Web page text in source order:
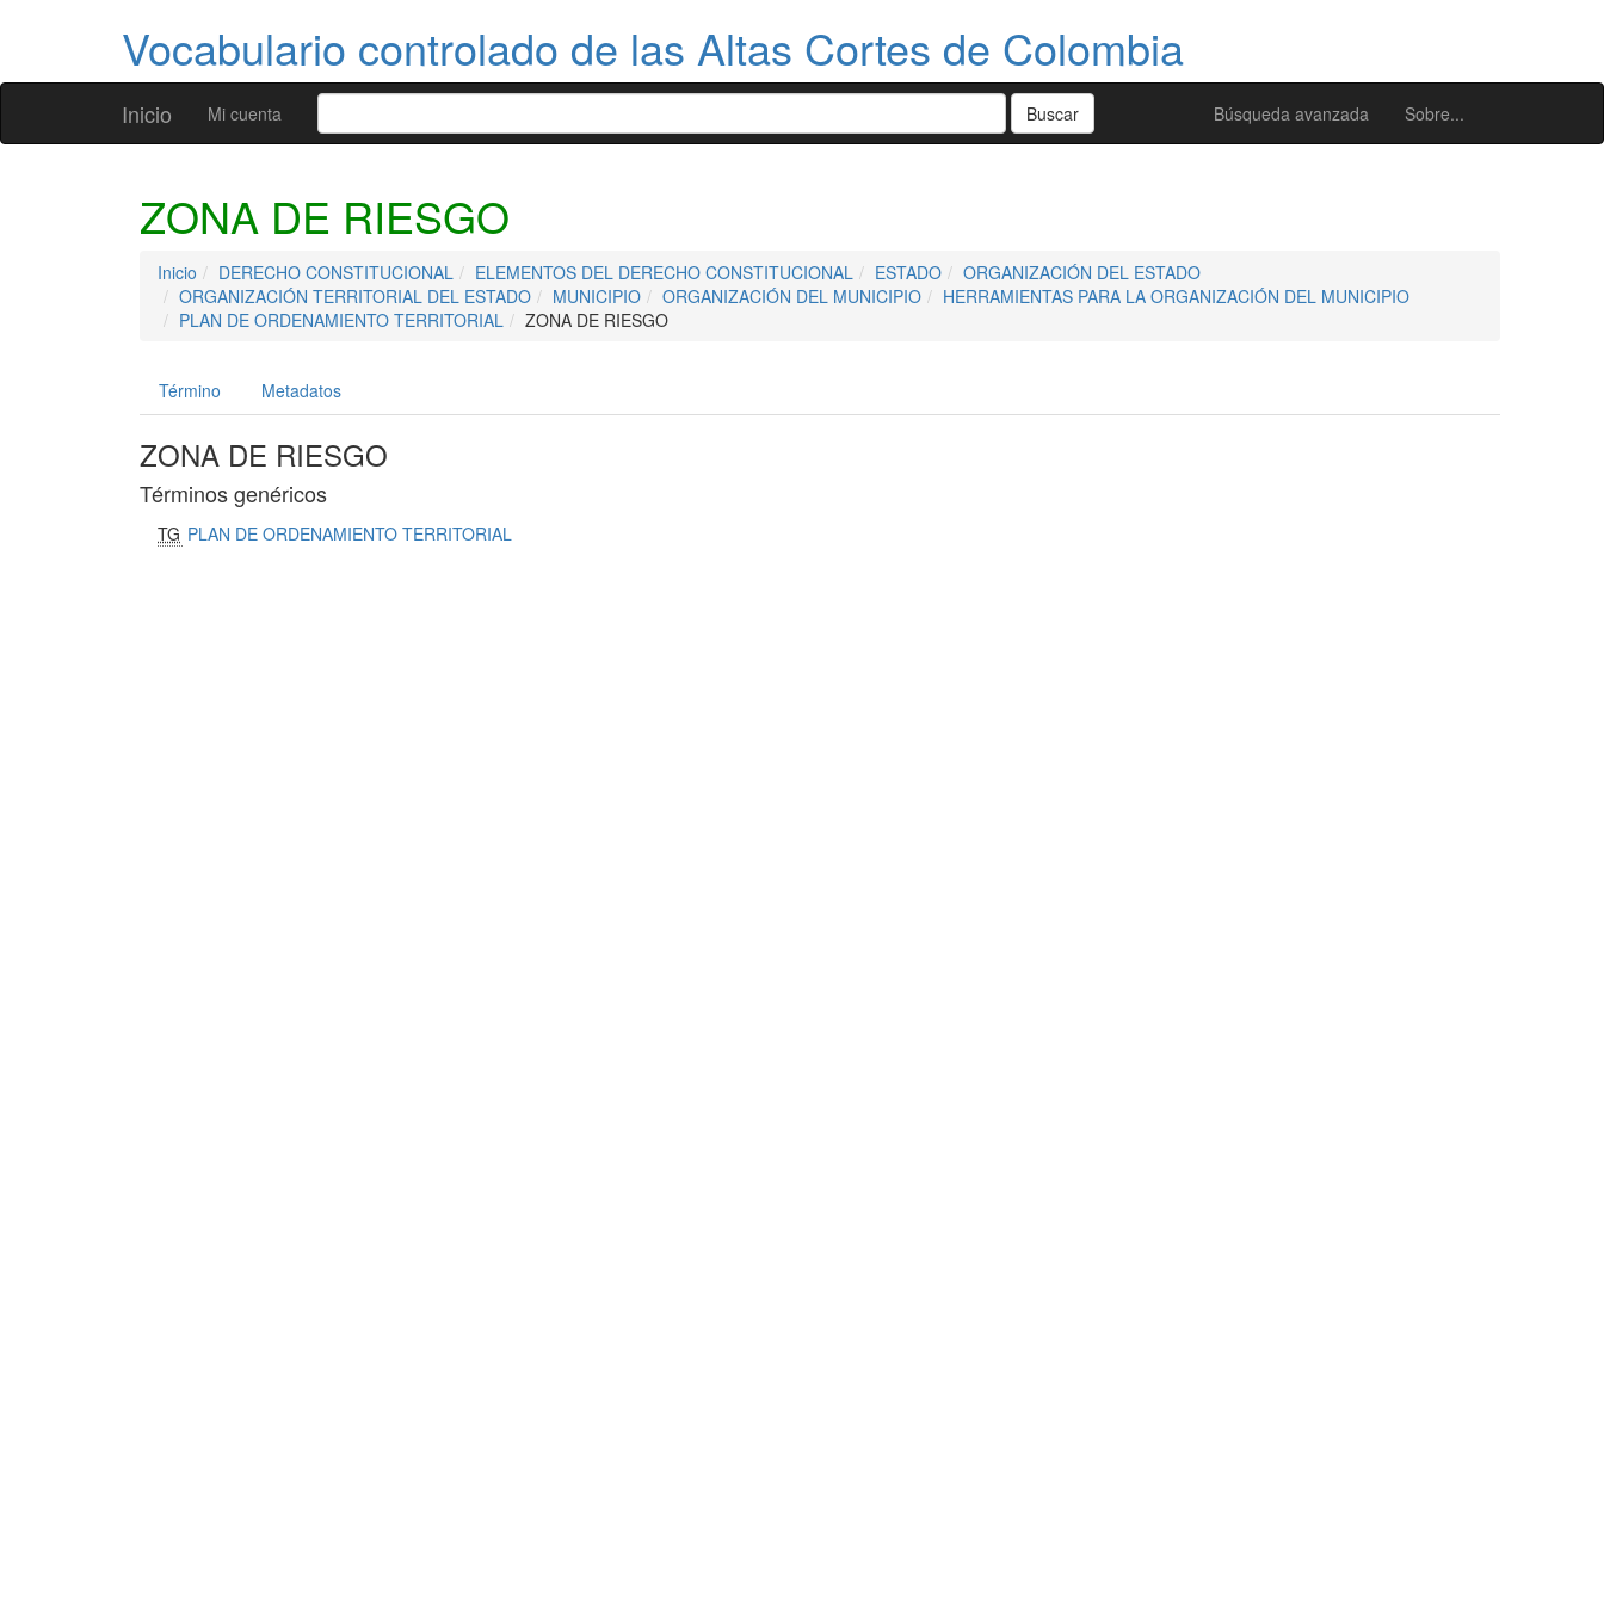
Vocabulario controlado de las Altas Cortes de Colombia
Inicio Búsqueda avanzada Sobre...
Mi cuenta
ZONA DE RIESGO
Inicio DERECHO CONSTITUCIONAL ELEMENTOS DEL DERECHO CONSTITUCIONAL ESTADO
ORGANIZACIÓN DEL ESTADO
ORGANIZACIÓN TERRITORIAL DEL ESTADO
MUNICIPIO ORGANIZACIÓN DEL MUNICIPIO
HERRAMIENTAS PARA LA ORGANIZACIÓN DEL MUNICIPIO
PLAN DE ORDENAMIENTO TERRITORIAL
ZONA DE RIESGO
Término Metadatos
ZONA DE RIESGO
Términos genéricos
TG PLAN DE ORDENAMIENTO TERRITORIAL